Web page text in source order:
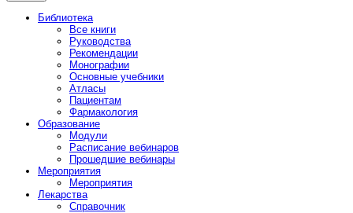
Библиотека
Все книги
Руководства
Рекомендации
Монографии
Основные учебники
Атласы
Пациентам
Фармакология
Образование
Модули
Расписание вебинаров
Прошедшие вебинары
Мероприятия
Мероприятия
Лекарства
Справочник